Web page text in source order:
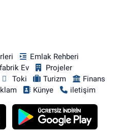
Emlak Rehberi
Ev
Projeler
Toki Turizm
Finans
Künye iletişim